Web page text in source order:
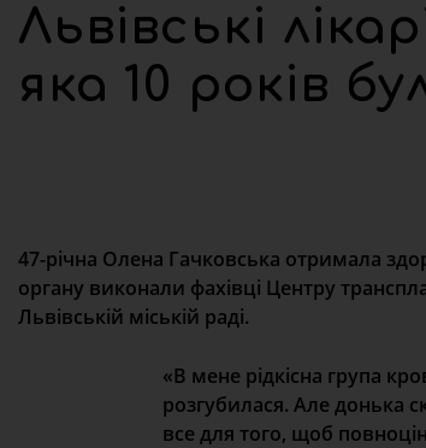
Львівські
яка 10 років
47-річна Олена Гачковська отримала
органу виконали фахівці Центру
Львівській міській раді.
«В мене рідкісна група
розгубилася. Але донька
все для того, щоб